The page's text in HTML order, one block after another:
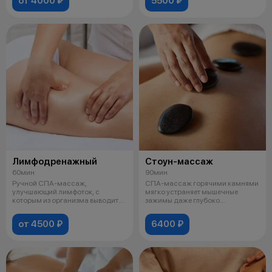
Лимфодренажный
60мин
Ручной СПА-массаж,
улучшающий лимфоток, с
которым из организма выводится
от 4500 ₽
Стоун-массаж
90мин
СПА-массаж горячими камнями
мягко устраняет мышечные
зажимы даже глубоко
6400 ₽